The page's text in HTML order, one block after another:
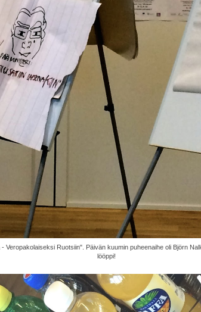
Veropakolaiseksi Ruotsiin". Päivän kuumin puheenaihe oli Björn
lööppi!